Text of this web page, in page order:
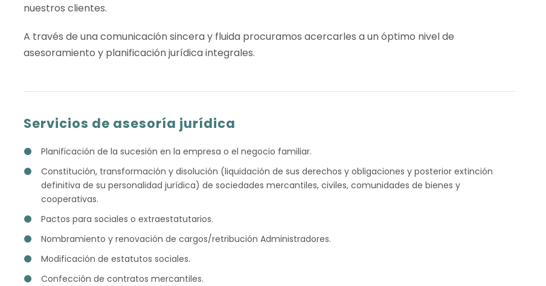
nuestros clientes.
A través de una comunicación sincera y fluida procuramos acercarles a un óptimo nivel de
asesoramiento y planificación jurídica integrales.
Servicios de asesoría jurídica
Planificación de la sucesión en la empresa o el negocio familiar.
Constitución, transformación y disolución (liquidación de sus derechos y obligaciones y posterior extinción
definitiva de su personalidad jurídica) de sociedades mercantiles, civiles, comunidades de bienes y
cooperativas.
Pactos para sociales o extraestatutarios.
Nombramiento y renovación de cargos/retribución Administradores.
Modificación de estatutos sociales.
Confección de contratos mercantiles.